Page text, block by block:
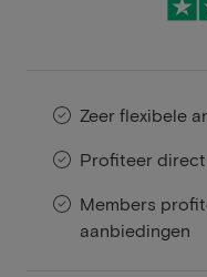
Zeer flexibele
Profiteer
Members
aanbiedingen